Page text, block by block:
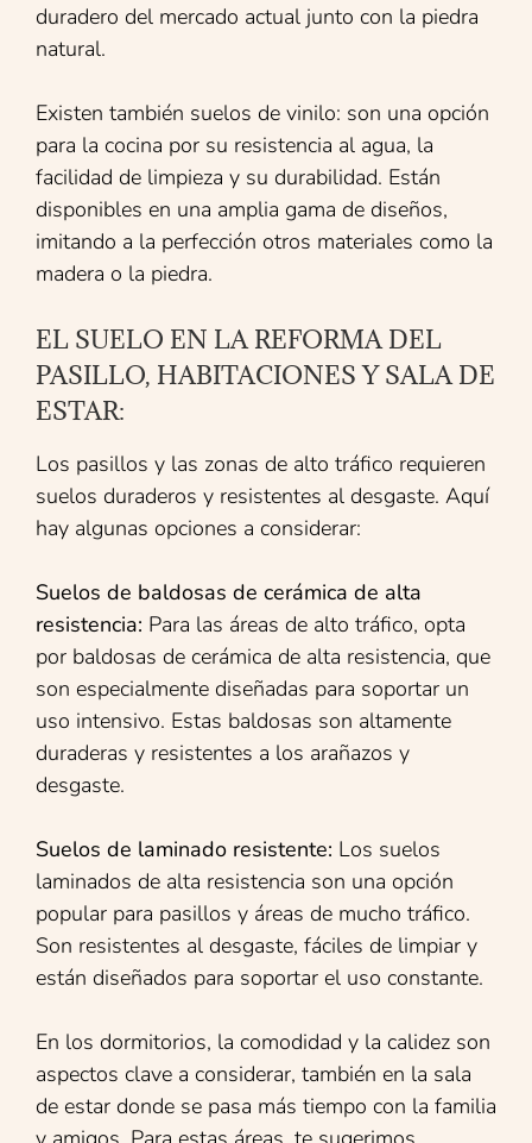
duradero del mercado actual junto con la piedra
natural.
Existen también suelos de vinilo: son una opción
para la cocina por su resistencia al agua, la
facilidad de limpieza y su durabilidad. Están
disponibles en una amplia gama de diseños,
imitando a la perfección otros materiales como la
madera o la piedra.
EL SUELO EN LA REFORMA DEL
PASILLO, HABITACIONES Y SALA DE
ESTAR:
Los pasillos y las zonas de alto tráfico requieren
suelos duraderos y resistentes al desgaste. Aquí
hay algunas opciones a considerar:
Suelos de baldosas de cerámica de alta
resistencia: Para las áreas de alto tráfico, opta
por baldosas de cerámica de alta resistencia, que
son especialmente diseñadas para soportar un
uso intensivo. Estas baldosas son altamente
duraderas y resistentes a los arañazos y
desgaste.
Suelos de laminado resistente: Los suelos
laminados de alta resistencia son una opción
popular para pasillos y áreas de mucho tráfico.
Son resistentes al desgaste, fáciles de limpiar y
están diseñados para soportar el uso constante.
En los dormitorios, la comodidad y la calidez son
aspectos clave a considerar, también en la sala
de estar donde se pasa más tiempo con la familia